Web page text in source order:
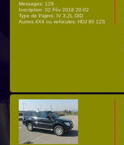
Messages: 129
Inscription: 02 Fév 2018 20:02
Type de Pajero: IV 3,2L DID
Autres 4X4 ou vehicules: HDJ 80 12S